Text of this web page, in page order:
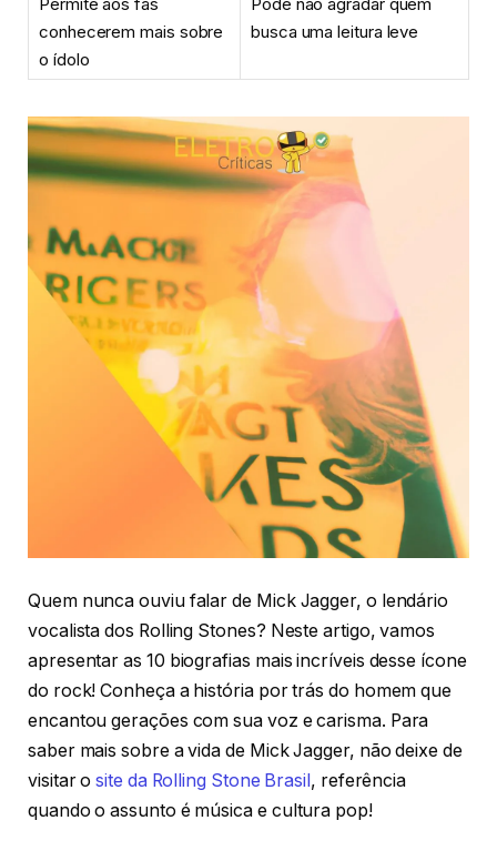
conhecerem mais sobre
o ídolo
busca uma leitura leve
Quem nunca ouviu falar de Mick Jagger, o lendário
vocalista dos Rolling Stones? Neste artigo, vamos
apresentar as 10 biografias mais incríveis desse ícone
do rock! Conheça a história por trás do homem que
encantou gerações com sua voz e carisma. Para
saber mais sobre a vida de Mick Jagger, não deixe de
visitar osite da Rolling Stone Brasil, referência
quando o assunto é música e cultura pop!